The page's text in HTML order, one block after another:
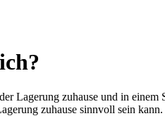
Lagerung zuhause und in
zuhause sinnvoll sein kann.